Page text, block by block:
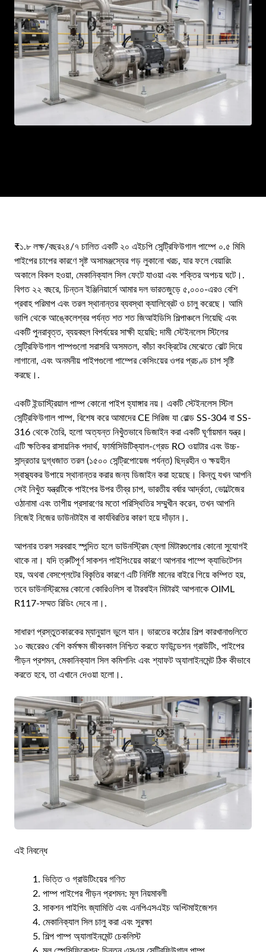
TE
AR
ML
PT
RU
₹১.৮ লক্ষ/বছর২৪/৭ চালিত একটি ২০ এইচপি সেন্ট্রিফিউগাল পাম্পে ০.৫ মিমি
পাইপের চাপের কারণে সৃষ্ট অসামঞ্জস্যের গড় লুকানো খরচ, যার ফলে বেয়ারিং
অকালে বিকল হওয়া, মেকানিক্যাল সিল ফেটে যাওয়া এবং শক্তির অপচয় ঘটে।.
বিগত ২২ বছরে, চিন্তন ইঞ্জিনিয়ার্সে আমার দল ভারতজুড়ে ৫,০০০-এরও বেশি
প্রবাহ পরিমাপ এবং তরল স্থানান্তর ব্যবস্থা ক্যালিব্রেট ও চালু করেছে। আমি
ভাপি থেকে আঙ্কেলেশ্বর পর্যন্ত শত শত জিআইডিসি শিল্পাঞ্চলে গিয়েছি এবং
একটি পুনরাবৃত্ত, ব্যয়বহুল বিপর্যয়ের সাক্ষী হয়েছি: দামী স্টেইনলেস স্টিলের
সেন্ট্রিফিউগাল পাম্পগুলো সরাসরি অসমতল, কাঁচা কংক্রিটের মেঝেতে বোল্ট দিয়ে
লাগানো, এবং অনমনীয় পাইপগুলো পাম্পের কেসিংয়ের ওপর প্রচণ্ড চাপ সৃষ্টি
করছে।.
একটি ইন্ডাস্ট্রিয়াল পাম্প কোনো পাইপ হ্যাঙ্গার নয়। একটি স্টেইনলেস স্টিল
সেন্ট্রিফিউগাল পাম্প, বিশেষ করে আমাদের CE সিরিজ যা রোল্ড SS-304 বা SS-
316 থেকে তৈরি, হলো অত্যন্ত নিখুঁতভাবে ডিজাইন করা একটি ঘূর্ণায়মান যন্ত্র।
এটি ক্ষতিকর রাসায়নিক পদার্থ, ফার্মাসিউটিক্যাল-গ্রেড RO ওয়াটার এবং উচ্চ-
সান্দ্রতার দুগ্ধজাত তরল (১৫০০ সেন্ট্রিপোয়েজ পর্যন্ত) ছিদ্রহীন ও ক্ষয়হীন
স্বাস্থ্যকর উপায়ে স্থানান্তর করার জন্য ডিজাইন করা হয়েছে। কিন্তু যখন আপনি
সেই নিখুঁত যন্ত্রটিকে পাইপের উপর তীব্র চাপ, ভারতীয় বর্ষার আর্দ্রতা, ভোল্টেজের
ওঠানামা এবং তাপীয় প্রসারণের মতো পরিস্থিতির সম্মুখীন করেন, তখন আপনি
নিজেই নিজের ডাউনটাইম বা কার্যবিরতির কারণ হয়ে দাঁড়ান।.
আপনার তরল সরবরাহ স্পন্দিত হলে ডাউনস্ট্রিম ফ্লো মিটারগুলোর কোনো সুযোগই
থাকে না। যদি ত্রুটিপূর্ণ সাকশন পাইপিংয়ের কারণে আপনার পাম্পে ক্যাভিটেশন
হয়, অথবা বেসপ্লেটের বিকৃতির কারণে এটি নির্দিষ্ট মানের বাইরে গিয়ে কম্পিত হয়,
তবে ডাউনস্ট্রিমের কোনো কোরিওলিস বা টারবাইন মিটারই আপনাকে OIML
R117-সম্মত রিডিং দেবে না।.
সাধারণ প্রস্তুতকারকের ম্যানুয়াল ভুলে যান। ভারতের কঠোর শিল্প কারখানাগুলিতে
১০ বছরেরও বেশি কর্মক্ষম জীবনকাল নিশ্চিত করতে ফাউন্ডেশন গ্রাউটিং, পাইপের
পীড়ন প্রশমন, মেকানিক্যাল সিল কমিশনিং এবং শ্যাফট অ্যালাইনমেন্ট ঠিক কীভাবে
করতে হবে, তা এখানে দেওয়া হলো।.
এই নিবন্ধে
ভিত্তি ও গ্রাউটিংয়ের গণিত
পাম্প পাইপের পীড়ন প্রশমন: মূল নিয়মাবলী
সাকশন পাইপিং জ্যামিতি এবং এনপিএসএইচ অপ্টিমাইজেশন
মেকানিক্যাল সিল চালু করা এবং সুরক্ষা
শিল্প পাম্প অ্যালাইনমেন্ট চেকলিস্ট